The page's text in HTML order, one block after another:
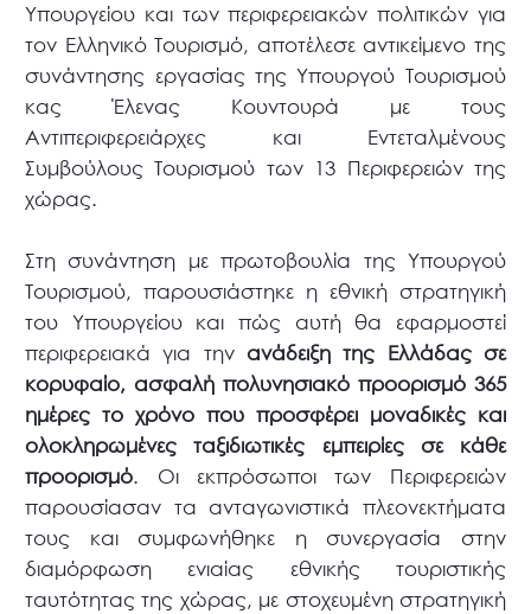
Υπουργείου και των περιφερειακών πολιτικών για
τον Ελληνικό Τουρισμό, αποτέλεσε αντικείμενο της
συνάντησης εργασίας της Υπουργού Τουρισμού
κας Έλενας Κουντουρά με τους
Αντιπεριφερειάρχες και Εντεταλμένους
Συμβούλους Τουρισμού των 13 Περιφερειών της
χώρας.
Στη συνάντηση με πρωτοβουλία της Υπουργού
Τουρισμού, παρουσιάστηκε η εθνική στρατηγική
του Υπουργείου και πώς αυτή θα εφαρμοστεί
περιφερειακά για την ανάδειξη της Ελλάδας σε
κορυφαίο, ασφαλή πολυνησιακό προορισμό 365
ημέρες το χρόνο που προσφέρει μοναδικές και
ολοκληρωμένες ταξιδιωτικές εμπειρίες σε κάθε
προορισμό. Οι εκπρόσωποι των Περιφερειών
παρουσίασαν τα ανταγωνιστικά πλεονεκτήματα
τους και συμφωνήθηκε η συνεργασία στην
διαμόρφωση ενιαίας εθνικής τουριστικής
ταυτότητας της χώρας, με στοχευμένη στρατηγική